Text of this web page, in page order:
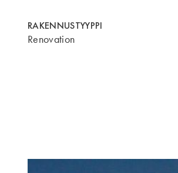
RAKENNUSTYYPPI
Renovation